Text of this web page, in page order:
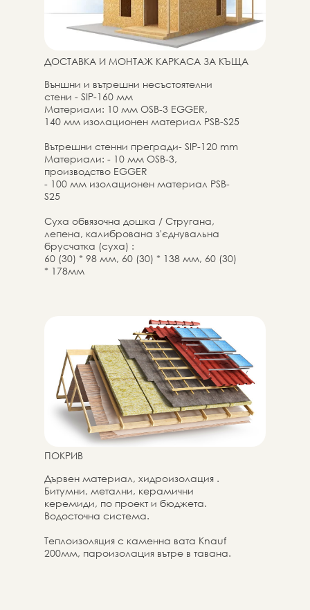
ДОСТАВКА И МОНТАЖ КАРКАСА ЗА КЪЩА
Външни и вътрешни несъстоятелни
стени - SIP-160 мм
Материали: 10 мм OSB-3 EGGER,
140 мм изолационен материал PSB-S25
Вътрешни стенни прегради- SIP-120 mm
Материали: - 10 мм OSB-3,
производство EGGER
- 100 мм изолационен материал PSB-
S25
Суха обвязочна дошка / Стругана,
лепена, калибрована з'єднувальна
брусчатка (суха) :
60 (30) * 98 мм, 60 (30) * 138 мм, 60 (30)
* 178мм
документация, включително био/
огнезащита на дърво и материали за
ПОКРИВ
Дървен материал, хидроизолация .
Битумни, метални, керамични
керемиди, по проект и бюджета.
Водосточна система.
Теплоизоляция с каменна вата Knauf
200мм, пароизолация вътре в тавана.